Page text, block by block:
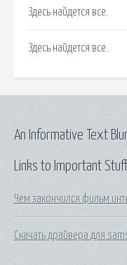
Здесь найдется все.
Здесь найдется все.
Links to Important Stuff
Чем закончился фильм
Скачать драйвера для
An Informative Text